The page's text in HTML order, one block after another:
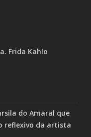
Frida Kahlo
do Amaral que
reflexivo da artista